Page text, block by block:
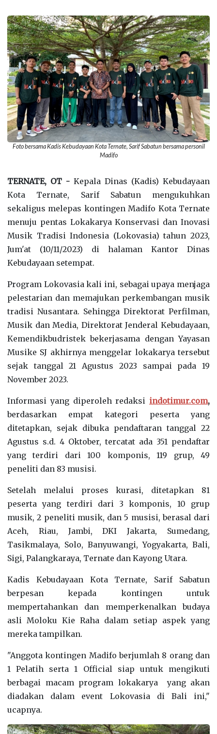
Foto bersama Kadis Kebudayaan Kota Ternate, Sarif Sabatun bersama personil
Madifo
TERNATE, OT - Kepala Dinas (Kadis) Kebudayaan
Kota Ternate, Sarif Sabatun mengukuhkan
sekaligus melepas kontingen Madifo Kota Ternate
menuju pentas Lokakarya Konservasi dan Inovasi
Musik Tradisi Indonesia (Lokovasia) tahun 2023,
Jum'at (10/11/2023) di halaman Kantor Dinas
Kebudayaan setempat.
Program Lokovasia kali ini, sebagai upaya menjaga
pelestarian dan memajukan perkembangan musik
tradisi Nusantara. Sehingga Direktorat Perfilman,
Musik dan Media, Direktorat Jenderal Kebudayaan,
Kemendikbudristek bekerjasama dengan Yayasan
Musike SJ akhirnya menggelar lokakarya tersebut
sejak tanggal 21 Agustus 2023 sampai pada 19
November 2023.
Informasi yang diperoleh redaksi indotimur.com,
berdasarkan empat kategori peserta yang
ditetapkan, sejak dibuka pendaftaran tanggal 22
Agustus s.d. 4 Oktober, tercatat ada 351 pendaftar
yang terdiri dari 100 komponis, 119 grup, 49
peneliti dan 83 musisi.
Setelah melalui proses kurasi, ditetapkan 81
peserta yang terdiri dari 3 komponis, 10 grup
musik, 2 peneliti musik, dan 5 musisi, berasal dari
Aceh, Riau, Jambi, DKI Jakarta, Sumedang,
Tasikmalaya, Solo, Banyuwangi, Yogyakarta, Bali,
Sigi, Palangkaraya, Ternate dan Kayong Utara.
Kadis Kebudayaan Kota Ternate, Sarif Sabatun
berpesan kepada kontingen untuk
mempertahankan dan memperkenalkan budaya
asli Moloku Kie Raha dalam setiap aspek yang
mereka tampilkan.
"Anggota kontingen Madifo berjumlah 8 orang dan
1 Pelatih serta 1 Official siap untuk mengikuti
berbagai macam program lokakarya yang akan
diadakan dalam event Lokovasia di Bali ini,"
ucapnya.